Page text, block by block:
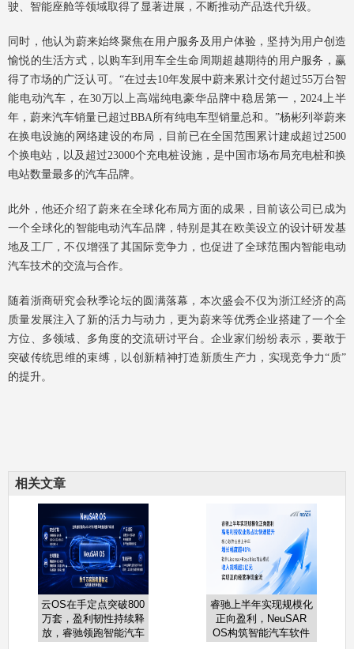
驶、智能座舱等领域取得了显著进展，不断推动产品迭代升级。
同时，他认为蔚来始终聚焦在用户服务及用户体验，坚持为用户创造
愉悦的生活方式，以购车到用车全生命周期超越期待的用户服务，赢
得了市场的广泛认可。“在过去10年发展中蔚来累计交付超过55万台智
能电动汽车，在30万以上高端纯电豪华品牌中稳居第一，2024上半
年，蔚来汽车销量已超过BBA所有纯电车型销量总和。”杨彬列举蔚来
在换电设施的网络建设的布局，目前已在全国范围累计建成超过2500
个换电站，以及超过23000个充电桩设施，是中国市场布局充电桩和换
电站数量最多的汽车品牌。
此外，他还介绍了蔚来在全球化布局方面的成果，目前该公司已成为
一个全球化的智能电动汽车品牌，特别是其在欧美设立的设计研发基
地及工厂，不仅增强了其国际竞争力，也促进了全球范围内智能电动
汽车技术的交流与合作。
随着浙商研究会秋季论坛的圆满落幕，本次盛会不仅为浙江经济的高
质量发展注入了新的活力与动力，更为蔚来等优秀企业搭建了一个全
方位、多领域、多角度的交流研讨平台。企业家们纷纷表示，要敢于
突破传统思维的束缚，以创新精神打造新质生产力，实现竞争力“质”
的提升。
相关文章
云OS在手定点突破800
万套，盈利韧性持续释
放，睿驰领跑智能汽车
睿驰上半年实现规模化
正向盈利，NeuSAR
OS构筑智能汽车软件